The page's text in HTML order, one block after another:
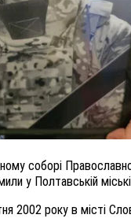
соборі
у Полтавській
2002 року в місті
ВНАСЛІДОК
ПОМЕР ВОЇН
25 листопада 2025